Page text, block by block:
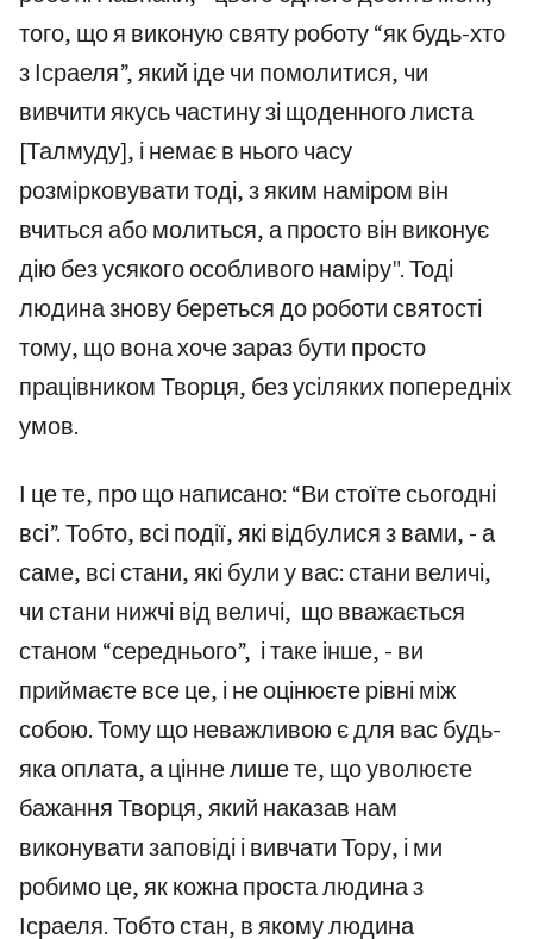
того, що я виконую святу роботу “як будь-хто
з Ісраеля”, який іде чи помолитися, чи
вивчити якусь частину зі щоденного листа
[Талмуду], і немає в нього часу
розмірковувати тоді, з яким наміром він
вчиться або молиться, а просто він виконує
дію без усякого особливого наміру". Тоді
людина знову береться до роботи святості
тому, що вона хоче зараз бути просто
працівником Творця, без усіляких попередніх
умов.
І це те, про що написано: “Ви стоїте сьогодні
всі”. Тобто, всі події, які відбулися з вами, - а
саме, всі стани, які були у вас: стани величі,
чи стани нижчі від величі, що вважається
станом “середнього”, і таке інше, - ви
приймаєте все це, і не оцінюєте рівні між
собою. Тому що неважливою є для вас будь-
яка оплата, а цінне лише те, що уволюєте
бажання Творця, який наказав нам
виконувати заповіді і вивчати Тору, і ми
робимо це, як кожна проста людина з
Ісраеля. Тобто стан, в якому людина